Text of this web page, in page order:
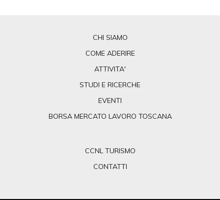
CHI SIAMO
COME ADERIRE
ATTIVITA'
STUDI E RICERCHE
EVENTI
BORSA MERCATO LAVORO TOSCANA
CCNL TURISMO
CONTATTI